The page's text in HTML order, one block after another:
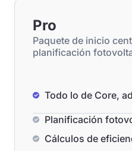
Pro
Paquete de inicio
planificación
Todo lo de Core,
Planificación
Cálculos de